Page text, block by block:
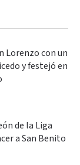
Lorenzo con un
y festejó en
de la Liga
a San Benito